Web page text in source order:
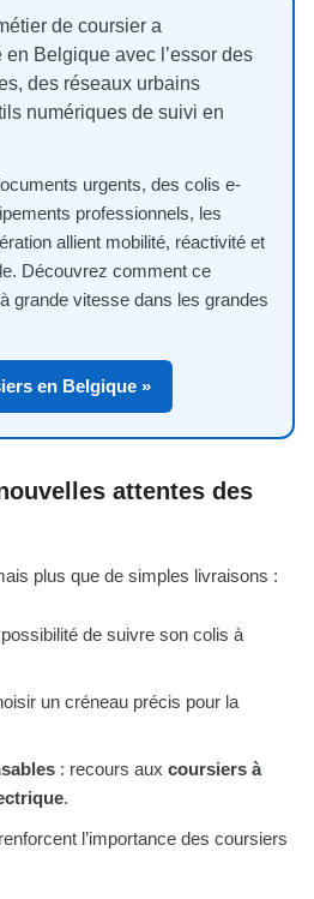
de coursier a
Belgique avec l’essor des
des réseaux urbains
numériques de suivi en
urgents, des colis e-
professionnels, les
allient mobilité, réactivité et
Découvrez comment ce
grande vitesse dans les grandes
en Belgique »
attentes des
plus que de simples livraisons :
de suivre son colis à
un créneau précis pour la
: recours aux coursiers à
.
l’importance des coursiers